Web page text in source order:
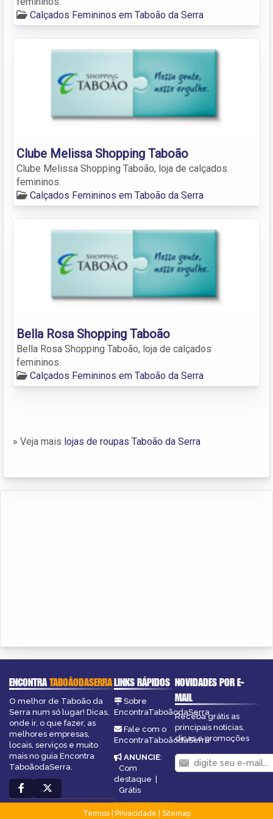
Calçados Femininos em Taboão da Serra
Clube Melissa Shopping Taboão
Clube Melissa Shopping Taboão, loja de calçados
femininos.
Calçados Femininos em Taboão da Serra
Bella Rosa Shopping Taboão
Bella Rosa Shopping Taboão, loja de calçados
femininos.
Calçados Femininos em Taboão da Serra
» Veja mais lojas de roupas Taboão da Serra
ENCONTRATABOÃODASERRA
O melhor de Taboão da
Serra num só lugar! Dicas,
onde ir, o que fazer, as
melhores empresas,
locais, serviços e muito
mais no guia Encontra
TaboãodaSerra.
LINKS RÁPIDOS
Sobre
EncontraTaboãodaSerra
Fale com o
EncontraTaboãodaSerra
ANUNCIE:
Com
destaque |
Grátis
NOVIDADES POR E-
MAIL
Receba grátis as
principais notícias,
dicas e promoções
Termos| Privacidade
Sitemap